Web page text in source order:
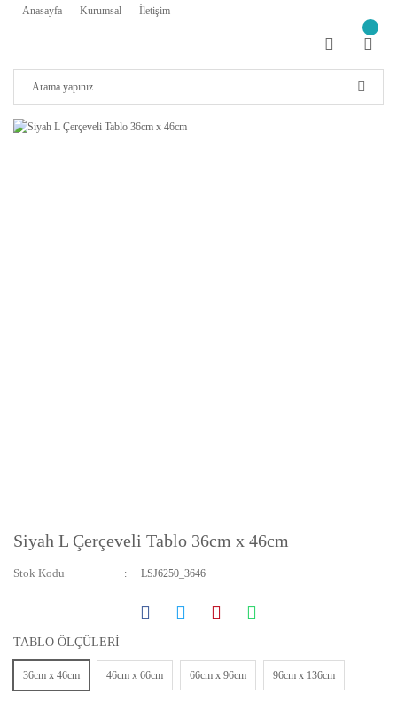
Anasayfa Kurumsal İletişim
Siyah L Çerçeveli Tablo 36cm x 46cm
Stok Kodu LSJ6250_3646
TABLO ÖLÇÜLERİ
36cm x 46cm 46cm x 66cm 66cm x 96cm 96cm x 136cm